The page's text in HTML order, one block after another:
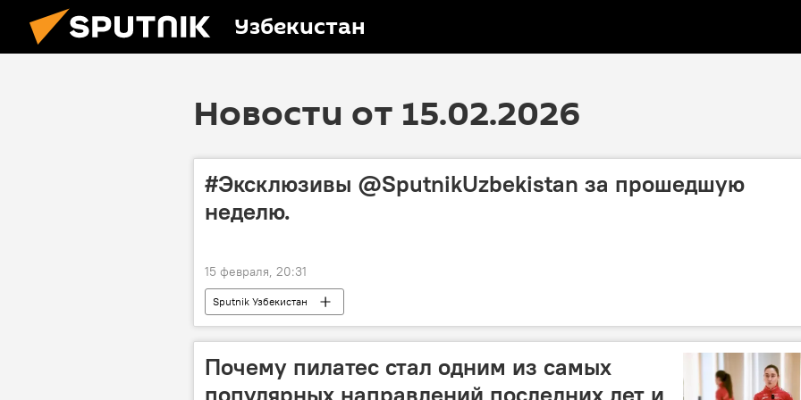
Узбекистан
Новости от 15.02.2026
#Эксклюзивы @SputnikUzbekistan за прошедшую
неделю.
15 февраля, 20:31
Sputnik Узбекистан
Почему пилатес стал одним из самых